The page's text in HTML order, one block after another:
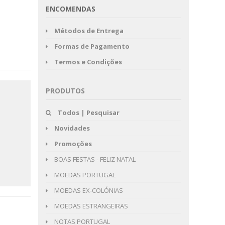
ENCOMENDAS
Métodos de Entrega
Formas de Pagamento
Termos e Condições
PRODUTOS
Todos | Pesquisar
Novidades
Promoções
BOAS FESTAS - FELIZ NATAL
MOEDAS PORTUGAL
MOEDAS EX-COLÓNIAS
MOEDAS ESTRANGEIRAS
NOTAS PORTUGAL